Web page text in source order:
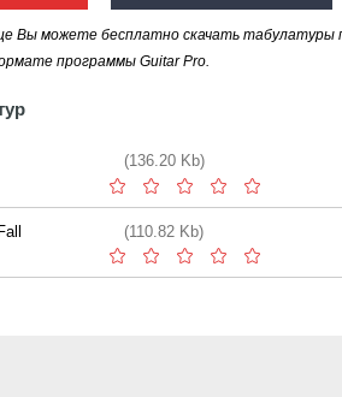
ИСПОЛНИТЕЛЯ "OMOPHAGIA"
Вы можете бесплатно скачать табулатуры
программы Guitar Pro.
(136.20 Kb)
(110.82 Kb)